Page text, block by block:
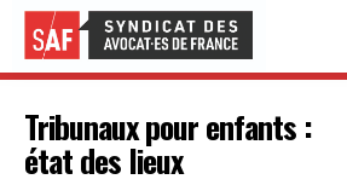
Tribunaux pour enfants :
état des lieux